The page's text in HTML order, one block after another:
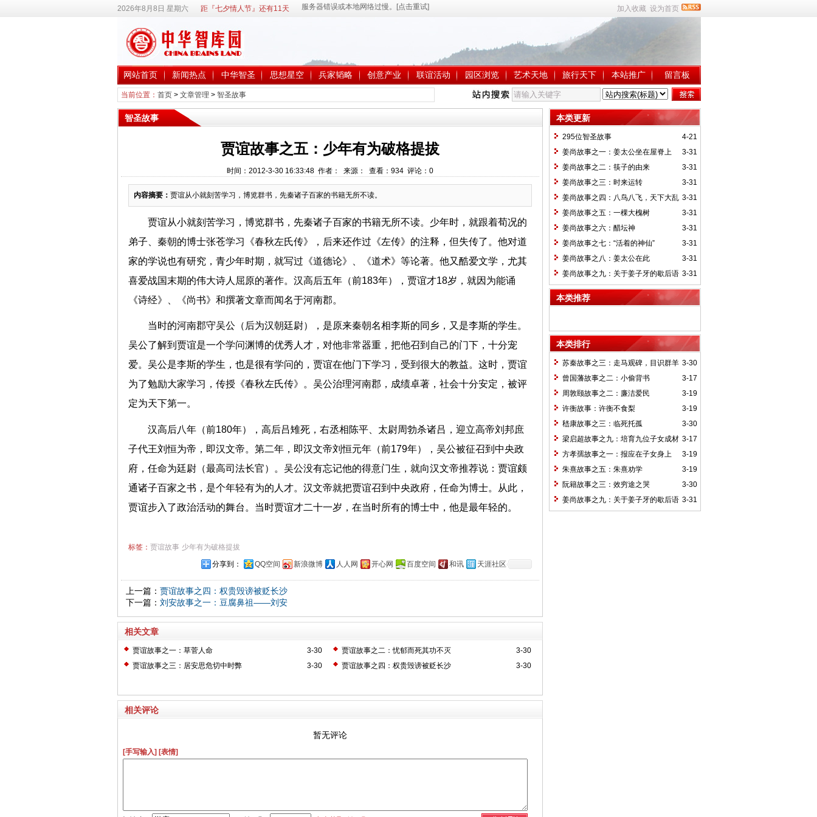
2026年8月8日 星期六 距『七夕情人节』还有11天 加入收藏 设为首页
网站首页 新闻热点 中华智圣 思想星空 兵家韬略 创意产业 联谊活动 园区浏览 艺术天地 旅行天下 本站推广 留言板
当前位置： 首页> 文章管理 > 智圣故事
智圣故事
贾谊故事之五：少年有为破格提拔
时间：2012-3-30 16:33:48 作者： 来源： 查看： 934评论： 0
内容摘要： 贾谊从小就刻苦学习，博览群书，先秦诸子百家的书籍无所不读。
贾谊从小就刻苦学习，博览群书，先秦诸子百家的书籍无所不读。少年时，就跟着荀况的
弟子、秦朝的博士张苍学习《春秋左氏传》，后来还作过《左传》的注释，但失传了。他对道
家的学说也有研究，青少年时期，就写过《道德论》、《道术》等论著。他又酷爱文学，尤其
喜爱战国末期的伟大诗人屈原的著作。汉高后五年（前183年），贾谊才18岁，就因为能诵
《诗经》、《尚书》和撰著文章而闻名于河南郡。
当时的河南郡守吴公（后为汉朝廷尉），是原来秦朝名相李斯的同乡，又是李斯的学生。
吴公了解到贾谊是一个学问渊博的优秀人才，对他非常器重，把他召到自己的门下，十分宠
爱。吴公是李斯的学生，也是很有学问的，贾谊在他门下学习，受到很大的教益。这时，贾谊
为了勉励大家学习，传授《春秋左氏传》。吴公治理河南郡，成绩卓著，社会十分安定，被评
定为天下第一。
汉高后八年（前180年），高后吕雉死，右丞相陈平、太尉周勃杀诸吕，迎立高帝刘邦庶
子代王刘恒为帝，即汉文帝。第二年，即汉文帝刘恒元年（前179年），吴公被征召到中央政
府，任命为廷尉（最高司法长官）。吴公没有忘记他的得意门生，就向汉文帝推荐说：贾谊颇
通诸子百家之书，是个年轻有为的人才。汉文帝就把贾谊召到中央政府，任命为博士。从此，
贾谊步入了政治活动的舞台。当时贾谊才二十一岁，在当时所有的博士中，他是最年轻的。
标签： 贾谊故事 少年有为破格提拔
分享到：
QQ空间 新浪微博 人人网 开心网 百度空间 和讯 天涯社区
上一篇： 贾谊故事之四：权贵毁谤被贬长沙
下一篇： 刘安故事之一：豆腐鼻祖——刘安
相关文章
3-30
贾谊故事之一：草菅人命 3-30
贾谊故事之二：忧郁而死其功不灭
3-30
贾谊故事之三：居安思危切中时弊 3-30
贾谊故事之四：权贵毁谤被贬长沙
相关评论
暂无评论
[手写输入] [表情]
本类更新
4-21
295位智圣故事
3-31
姜尚故事之一：姜太公坐在屋脊上
3-31
姜尚故事之二：筷子的由来
3-31
姜尚故事之三：时来运转
3-31
姜尚故事之四：八鸟八飞，天下大乱
3-31
姜尚故事之五：一棵大槐树
3-31
姜尚故事之六：醋坛神
3-31
姜尚故事之七：“活着的神仙”
3-31
姜尚故事之八：姜太公在此
3-31
姜尚故事之九：关于姜子牙的歇后语
本类推荐
本类排行
3-30
苏秦故事之三：走马观碑，目识群羊
3-17
曾国藩故事之二：小偷背书
3-19
周敦颐故事之二：廉洁爱民
3-19
许衡故事：许衡不食梨
3-30
嵇康故事之三：临死托孤
3-17
梁启超故事之九：培育九位子女成材
的神奇“小妾”——王桂荃
3-19
方孝孺故事之一：报应在子女身上
3-19
朱熹故事之五：朱熹劝学
3-30
阮籍故事之三：效穷途之哭
3-31
姜尚故事之九：关于姜子牙的歇后语